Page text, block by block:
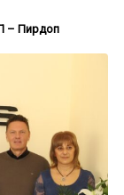
– Пирдоп